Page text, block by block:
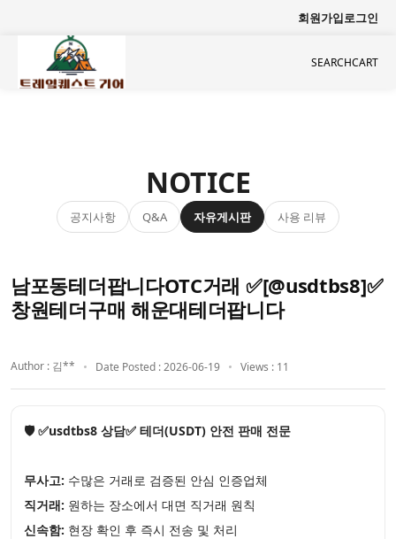
회원가입로그인
SEARCHCART
NOTICE
공지사항 Q&A 자유게시판 사용 리뷰
남포동테더팝니다OTC거래 ✅[@usdtbs8]✅
창원테더구매 해운대테더팝니다
Author : 김** Date Posted : 2026-06-19 Views : 11
🛡️ ✅usdtbs8 상담✅ 테더(USDT) 안전 판매 전문
무사고: 수많은 거래로 검증된 안심 인증업체
직거래: 원하는 장소에서 대면 직거래 원칙
신속함: 현장 확인 후 즉시 전송 및 처리